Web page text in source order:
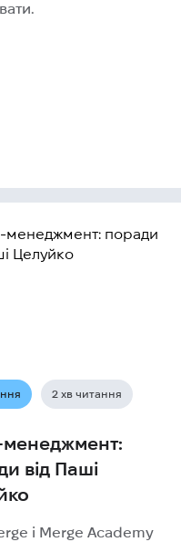
2 хв читання
від Паші
і Merge Academy